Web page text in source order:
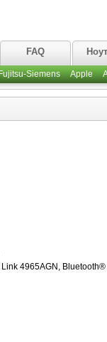
FAQ
Siemens Apple
4965AGN, Bluetooth®